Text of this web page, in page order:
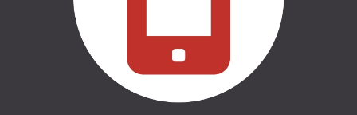
THULE | SOMAS
CASE LOGIC | SOMAS